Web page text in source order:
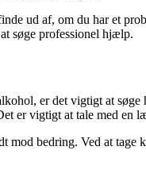
ud af, om du har et
søge professionel hjælp.
er det vigtigt at
er vigtigt at tale med en
mod bedring. Ved at